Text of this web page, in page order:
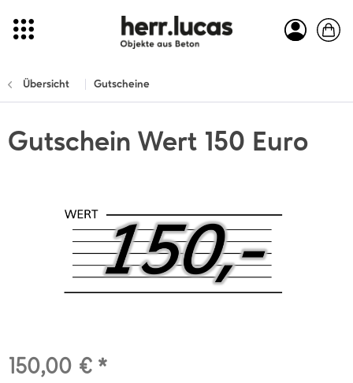
Übersicht Gutscheine
Gutschein Wert 150 Euro
150,00 € *